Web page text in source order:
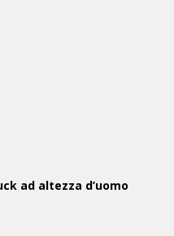
ad altezza d’uomo